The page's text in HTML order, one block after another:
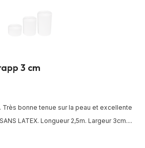
3 cm
bonne tenue sur la peau et excellente
LATEX. Longueur 2,5m. Largeur 3cm....